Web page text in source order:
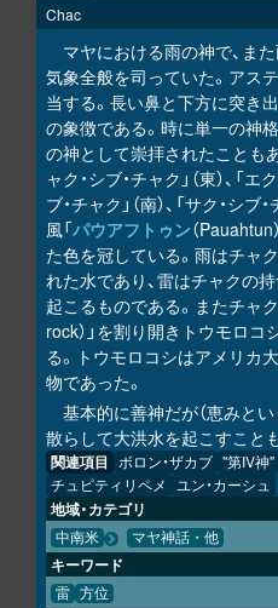
Chac
マヤにおける雨の神で、ま
気象全般を司っていた。アス
当する。長い鼻と下方に突き
の象徴である。時に単一の神
の神として崇拝されたことも
ャク・シブ・チャク」（東）、「エ
ブ・チャク」（南）、「サク・シ
風「パウアフトゥン（
た色を冠している。雨はチャ
れた水であり、雷はチャクの
起こるものである。またチャ
rock）」を割り開きトウモロ
る。トウモロコシはアメリカ
物であった。
基本的に善神だが（恵みと
散らして大洪水を起こすこと
関連項目 ボロン・ザカブ "第IV神"
チュピティリペメ
ユン・カーシュ
地域・カテゴリ
中南米 マヤ神話・他
キーワード
雷 方位